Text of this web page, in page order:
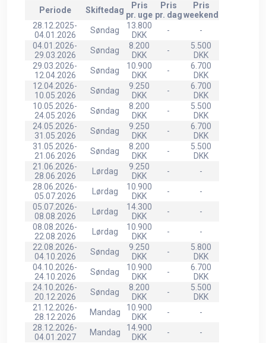
Periode Skiftedag
Pris
pr. uge
Pris
pr. dag
Pris
weekend
28.12.2025-
04.01.2026
Søndag
13.800
DKK
-
-
04.01.2026-
29.03.2026
Søndag
8.200
DKK
-
5.500
DKK
29.03.2026-
12.04.2026
Søndag
10.900
DKK
-
6.700
DKK
12.04.2026-
10.05.2026
Søndag
9.250
DKK
-
6.700
DKK
10.05.2026-
24.05.2026
Søndag
8.200
DKK
-
5.500
DKK
24.05.2026-
31.05.2026
Søndag
9.250
DKK
-
6.700
DKK
31.05.2026-
21.06.2026
Søndag
8.200
DKK
-
5.500
DKK
21.06.2026-
28.06.2026
Lørdag
9.250
DKK
-
-
28.06.2026-
05.07.2026
Lørdag
10.900
DKK
-
-
05.07.2026-
08.08.2026
Lørdag
14.300
DKK
-
-
08.08.2026-
22.08.2026
Lørdag
10.900
DKK
-
-
22.08.2026-
04.10.2026
Søndag
9.250
DKK
-
5.800
DKK
04.10.2026-
24.10.2026
Søndag
10.900
DKK
-
6.700
DKK
24.10.2026-
20.12.2026
Søndag
8.200
DKK
-
5.500
DKK
21.12.2026-
28.12.2026
Mandag
10.900
DKK
-
-
28.12.2026-
04.01.2027
Mandag
14.900
DKK
- -